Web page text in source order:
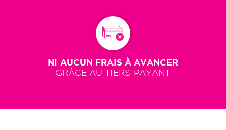
NI AUCUN FRAIS À AVANCER
GRÂCE AU TIERS-PAYANT